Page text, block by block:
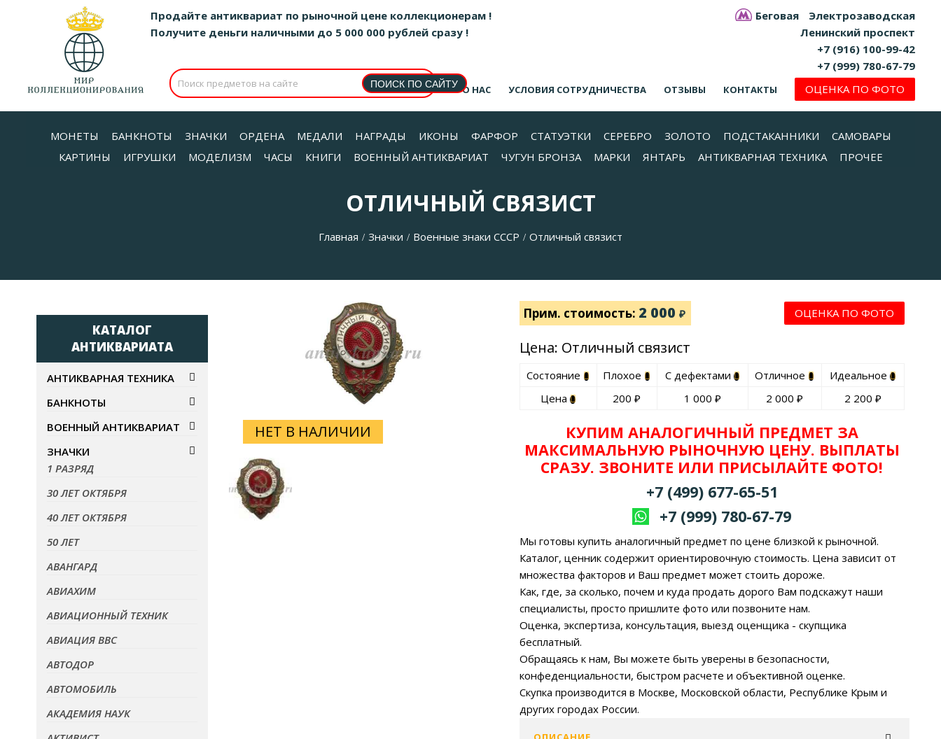
Продайте антиквариат по рыночной цене коллекционерам ! Беговая
Электрозаводская
Получите деньги наличными до 5 000 000 рублей сразу !
Ленинский проспект
+7 (916) 100-99-42
+7 (999) 780-67-79
О НАС УСЛОВИЯ СОТРУДНИЧЕСТВА ОТЗЫВЫ КОНТАКТЫ ОЦЕНКА ПО ФОТО
МОНЕТЫ БАНКНОТЫ ЗНАЧКИ ОРДЕНА МЕДАЛИ НАГРАДЫ ИКОНЫ ФАРФОР СТАТУЭТКИ СЕРЕБРО ЗОЛОТО ПОДСТАКАННИКИ
САМОВАРЫ
КАРТИНЫ
ИГРУШКИ МОДЕЛИЗМ ЧАСЫ КНИГИ ВОЕННЫЙ АНТИКВАРИАТ ЧУГУН БРОНЗА МАРКИ ЯНТАРЬ АНТИКВАРНАЯ ТЕХНИКА ПРОЧЕЕ
ОТЛИЧНЫЙ СВЯЗИСТ
Главная / Значки / Военные знаки СССР / Отличный связист
НЕТ В НАЛИЧИИ
Прим. стоимость: 2 000 ₽ ОЦЕНКА ПО ФОТО
Цена: Отличный связист
Состояние
Цена
Плохое
200₽
С дефектами
1 000 ₽
Отличное
2 000₽
Идеальное
2 200 ₽
КУПИМ АНАЛОГИЧНЫЙ ПРЕДМЕТ ЗА
МАКСИМАЛЬНУЮ РЫНОЧНУЮ ЦЕНУ. ВЫПЛАТЫ
СРАЗУ. ЗВОНИТЕ ИЛИ ПРИСЫЛАЙТЕ ФОТО!
+7 (499) 677-65-51
+7 (999) 780-67-79
Мы готовы купить аналогичный предмет по цене близкой к рыночной.
Каталог, ценник содержит ориентировочную стоимость. Цена зависит от
множества факторов и Ваш предмет может стоить дороже.
Как, где, за сколько, почем и куда продать дорого Вам подскажут наши
специалисты, просто пришлите фото или позвоните нам.
Оценка, экспертиза, консультация, выезд оценщика - скупщика
бесплатный.
Обращаясь к нам, Вы можете быть уверены в безопасности,
конфеденциальности, быстром расчете и объективной оценке.
Скупка производится в Москве, Московской области, Республике Крым и
других городах России.
КАТАЛОГ
АНТИКВАРИАТА
АНТИКВАРНАЯ ТЕХНИКА
БАНКНОТЫ
ВОЕННЫЙ АНТИКВАРИАТ
ЗНАЧКИ
1 РАЗРЯД
30 ЛЕТ ОКТЯБРЯ
40 ЛЕТ ОКТЯБРЯ
50 ЛЕТ
АВАНГАРД
АВИАХИМ
АВИАЦИОННЫЙ ТЕХНИК
АВИАЦИЯ ВВС
АВТОДОР
АВТОМОБИЛЬ
АКАДЕМИЯ НАУК